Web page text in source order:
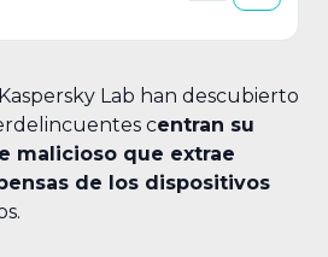
Lab han descubierto
centran su
malicioso que extrae
de los dispositivos